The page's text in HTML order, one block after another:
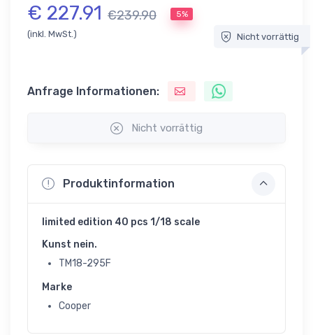
€ 227.91 €239.90 5%
(inkl. MwSt.) Nicht vorrättig
Anfrage Informationen:
Nicht vorrättig
Produktinformation
limited edition 40 pcs 1/18 scale
Kunst nein.
TM18-295F
Marke
Cooper